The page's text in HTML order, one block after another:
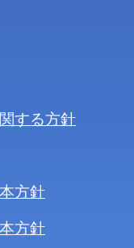
する方針
方針
方針